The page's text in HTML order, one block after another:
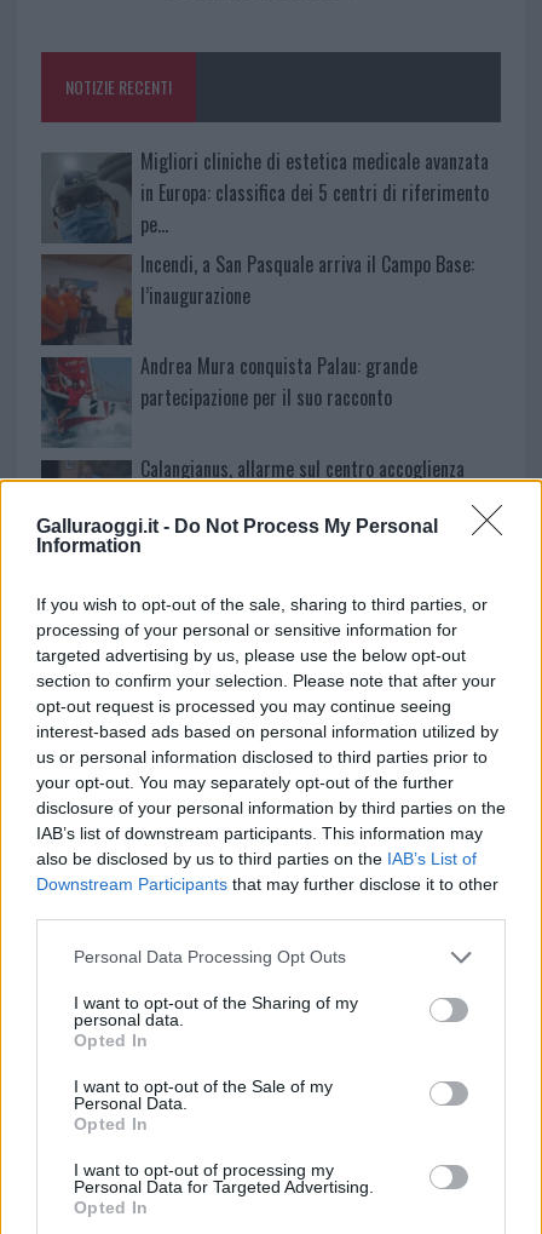
Galluraoggi.it - Do Not Process My Personal
Information
If you wish to opt-out of the sale, sharing to third parties, or
processing of your personal or sensitive information for
targeted advertising by us, please use the below opt-out
section to confirm your selection. Please note that after your
opt-out request is processed you may continue seeing
interest-based ads based on personal information utilized by
us or personal information disclosed to third parties prior to
your opt-out. You may separately opt-out of the further
disclosure of your personal information by third parties on the
IAB’s list of downstream participants. This information may
also be disclosed by us to third parties on the IAB’s List of
Downstream Participants that may further disclose it to other
Please note that this website/app uses one or more Google
not limited to your visit or usage behaviour. You may click to
grant or deny consent to Google and its third-party tags to
use your data for below specified purposes in below Google
consent section.
Personal Data Processing Opt Outs
I want to opt-out of the Sharing of my
personal data.
Opted In
I want to opt-out of the Sale of my
Personal Data.
Opted In
I want to opt-out of processing my
Personal Data for Targeted Advertising.
Opted In
o
k
p
NOTIZIE RECENTI
Migliori cliniche di estetica medicale avanzata
in Europa: classifica dei 5 centri di riferimento
pe…
Incendi, a San Pasquale arriva il Campo Base:
l’inaugurazione
Andrea Mura conquista Palau: grande
partecipazione per il suo racconto
Calangianus, allarme sul centro accoglienza
50mila nel resort
Meteo Olbia 7 agosto, sole e caldo tornano
protagonisti
Test tunnel Olbia: rampe chiuse ancora fino a
fine agosto
NECROLOGIE
Mario Malu